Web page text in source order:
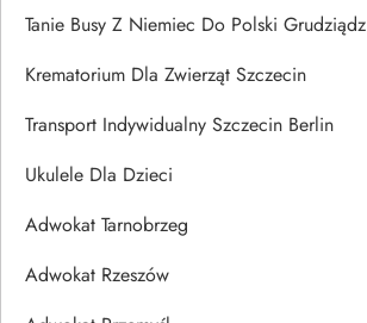
Tanie Busy Z Niemiec Do Polski Grudziądz
Krematorium Dla Zwierząt Szczecin
Transport Indywidualny Szczecin Berlin
Ukulele Dla Dzieci
Adwokat Tarnobrzeg
Adwokat Rzeszów